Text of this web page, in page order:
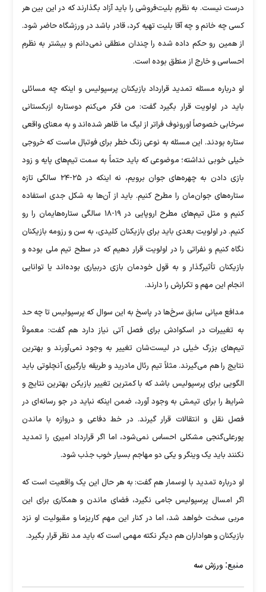
درست نیست. به نظرم بلیت‌فروشی را باید آزاد بگذارند که در این بین هر
کسی چه خانم و چه آقا بلیت تهیه کرد، قادر باشد در ورزشگاه حاضر شود.
از همین رو حکم داده شده را چندان منطقی نمی‌دانم و بیشتر به نظرم
احساسی و خارج از منطق بوده است.
او درباره مسئله تمدید قرارداد بازیکنان پرسپولیس و اینکه چه مسائلی
باید در اولویت قرار بگیرد گفت: من فکر می‌کنم دوستاره ازبکستانی
سرخابی خصوصاً اورونوف فراتر از لیگ ما ظاهر شده‌اند و به معنای واقعی
ستاره بودند. این مسئله به نوعی زنگ خطر برای فوتبال ماست که خروجی
خیلی خوبی نداشته؛ موضوعی که باید حتماً به سمت تیم‌های پایه و زود
بازی دادن به چهره‌های جوان برویم، نه اینکه در ۲۵-۲۴ سالگی تازه
ستاره‌های جوان‌مان را مطرح کنیم. باید از آن‌ها به شکل جدی استفاده
کنیم و مثل تیم‌های مطرح اروپایی در ۱۹-۱۸ سالگی ستاره‌هایمان را رو
کنیم. در اولویت بعدی باید برای بازیکنان کلیدی، به سن و رزومه بازیکنان
نگاه کنیم و نفراتی را در اولویت قرار دهیم که در سطح تیم ملی بوده و
بازیکنان تأثیر‌گذار و به قول خودمان بازی دربیاری بوده‌اند یا توانایی
انجام این مهم و تکرارش را دارند.
مدافع میانی سابق سرخ‌ها در پاسخ به این سوال که پرسپولیس تا چه حد
به تغییرات در اسکوادش برای فصل آتی نیاز دارد هم گفت: معمولاً
تیم‌های بزرگ خیلی در لیست‌شان تغییر به وجود نمی‌آورند و بهترین
نتایج را هم می‌گیرند. مثلاً تیم رئال مادرید و طریقه یارگیری آنچلوتی باید
الگویی برای پرسپولیس باشد که با کمترین تغییر بازیکن بهترین نتایج و
شرایط را برای تیمش به وجود آورد، ضمن اینکه نباید در جو رسانه‌ای در
فصل نقل و انتقالات قرار گیرند. در خط دفاعی و دروازه با ماندن
پورعلی‌گنجی مشکلی احساس نمی‌شود، اما اگر قرارداد امیری را تمدید
نکنند باید یک وینگر و یکی دو مهاجم بسیار خوب جذب شود.
او درباره تمدید با اوسمار هم گفت: به هر حال این یک واقعیت است که
اگر امسال پرسپولیس جامی نگیرد، فضای ماندن و همکاری برای این
مربی سخت خواهد شد، اما در کنار این مهم کاریزما و مقبولیت او نزد
بازیکنان و هواداران هم دیگر نکته مهمی است که باید مد نظر قرار بگیرد.
منبع: ورزش سه